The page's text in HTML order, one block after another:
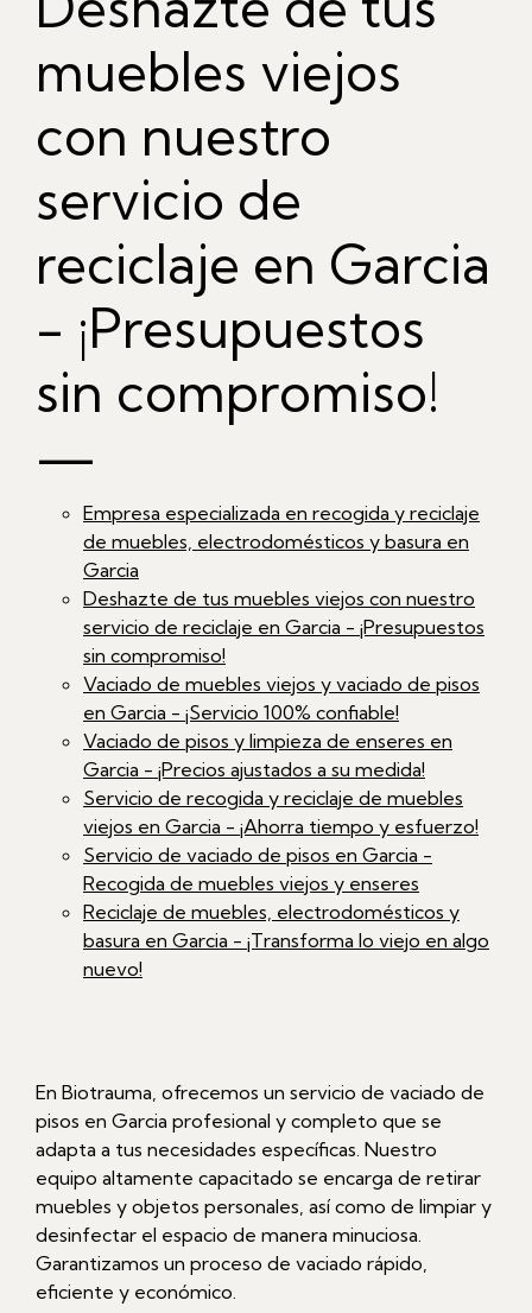
muebles viejos
con nuestro
servicio de
reciclaje en Garcia
- ¡Presupuestos
sin compromiso!
—
Empresa especializada en recogida y reciclaje
de muebles, electrodomésticos y basura en
Garcia
Deshazte de tus muebles viejos con nuestro
servicio de reciclaje en Garcia - ¡Presupuestos
sin compromiso!
Vaciado de muebles viejos y vaciado de pisos
en Garcia - ¡Servicio 100% confiable!
Vaciado de pisos y limpieza de enseres en
Garcia - ¡Precios ajustados a su medida!
Servicio de recogida y reciclaje de muebles
viejos en Garcia - ¡Ahorra tiempo y esfuerzo!
Servicio de vaciado de pisos en Garcia -
Recogida de muebles viejos y enseres
Reciclaje de muebles, electrodomésticos y
basura en Garcia - ¡Transforma lo viejo en algo
nuevo!
En Biotrauma, ofrecemos un servicio de vaciado de
pisos en Garcia profesional y completo que se
adapta a tus necesidades específicas. Nuestro
equipo altamente capacitado se encarga de retirar
muebles y objetos personales, así como de limpiar y
desinfectar el espacio de manera minuciosa.
Garantizamos un proceso de vaciado rápido,
eficiente y económico.